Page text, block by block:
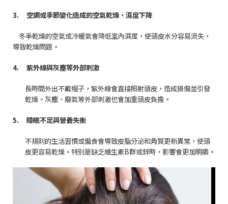
3. 空調或季節變化造成的空氣乾燥、濕度下降
冬季乾燥的空氣或冷暖氣會降低室內濕度，使頭皮水分容易流失，
導致乾燥問題。
4. 紫外線與灰塵等外部刺激
長時間外出不戴帽子，紫外線會直接照射頭皮，造成損傷並引發
乾燥。灰塵、廢氣等外部刺激也會加重頭皮負擔。
5. 睡眠不足與營養失衡
不規則的生活習慣或偏食會導致皮脂分泌和角質更新異常，使頭
皮更容易乾燥。特別是缺乏維生素B群或鋅時，影響會更加明顯。